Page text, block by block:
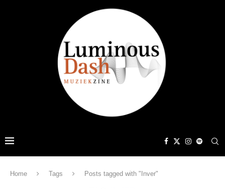
Home Tags Posts tagged with "Inver"